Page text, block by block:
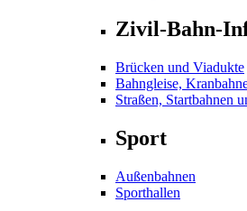
Zivil-Bahn-
Brücken und Viadukte
Bahngleise,
Straßen, Startbahnen
Sport
Außenbahnen
Sporthallen